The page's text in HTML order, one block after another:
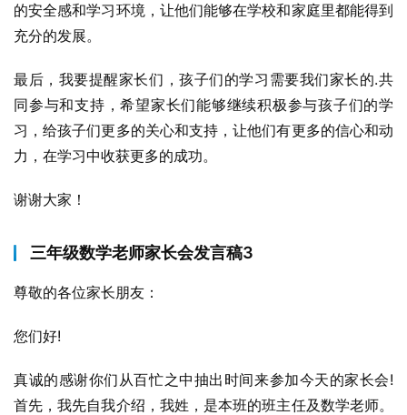
的安全感和学习环境，让他们能够在学校和家庭里都能得到
充分的发展。
最后，我要提醒家长们，孩子们的学习需要我们家长的.共
同参与和支持，希望家长们能够继续积极参与孩子们的学
习，给孩子们更多的关心和支持，让他们有更多的信心和动
力，在学习中收获更多的成功。
谢谢大家！
三年级数学老师家长会发言稿3
尊敬的各位家长朋友：
您们好!
真诚的感谢你们从百忙之中抽出时间来参加今天的家长会!
首先，我先自我介绍，我姓，是本班的班主任及数学老师。